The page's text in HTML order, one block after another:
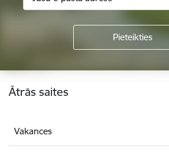
Kājene
Ātrās saites
Vakances